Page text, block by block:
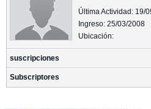
Última Actividad: 19/
Ingreso: 25/03/2008
Ubicación:
suscripciones
Subscriptores